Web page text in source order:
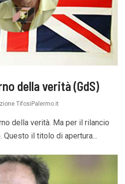
della verità (GdS)
TifosiPalermo.it
della verità. Ma per il rilancio
il titolo di apertura...